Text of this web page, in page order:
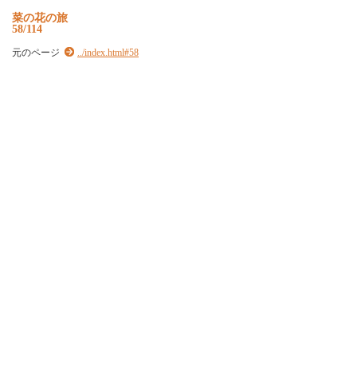
菜の花の旅
58/114
元のページ ../index.html#58